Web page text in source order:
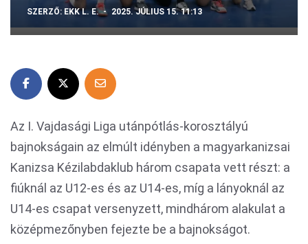
SZERZŐ: EKK L. E. 2025. JÚLIUS 15. 11:13
Az I. Vajdasági Liga utánpótlás-korosztályú
bajnokságain az elmúlt idényben a magyarkanizsai
Kanizsa Kézilabdaklub három csapata vett részt: a
fiúknál az U12-es és az U14-es, míg a lányoknál az
U14-es csapat versenyzett, mindhárom alakulat a
középmezőnyben fejezte be a bajnokságot.